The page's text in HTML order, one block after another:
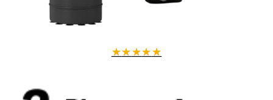
★★★★★